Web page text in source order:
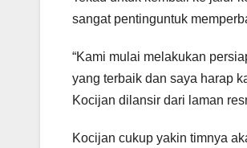
sangat pentinguntuk
“Kami mulai melakukan
yang terbaik dan saya harap
Kocijan dilansir dari laman
Kocijan cukup yakin timnya